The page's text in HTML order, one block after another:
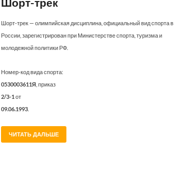
Шорт-трек — олимпийская дисциплина, официальный вид спорта в
России, зарегистрирован при Министерстве спорта, туризма и
молодежной политики РФ.
Номер-код вида спорта:
0530003611Я , приказ
2/3-1 от
09.06.1993
ЧИТАТЬ ДАЛЬШЕ